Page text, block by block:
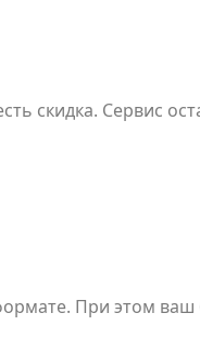
скидка. Сервис
При этом ваш
до